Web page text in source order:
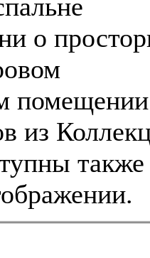
о
из
также